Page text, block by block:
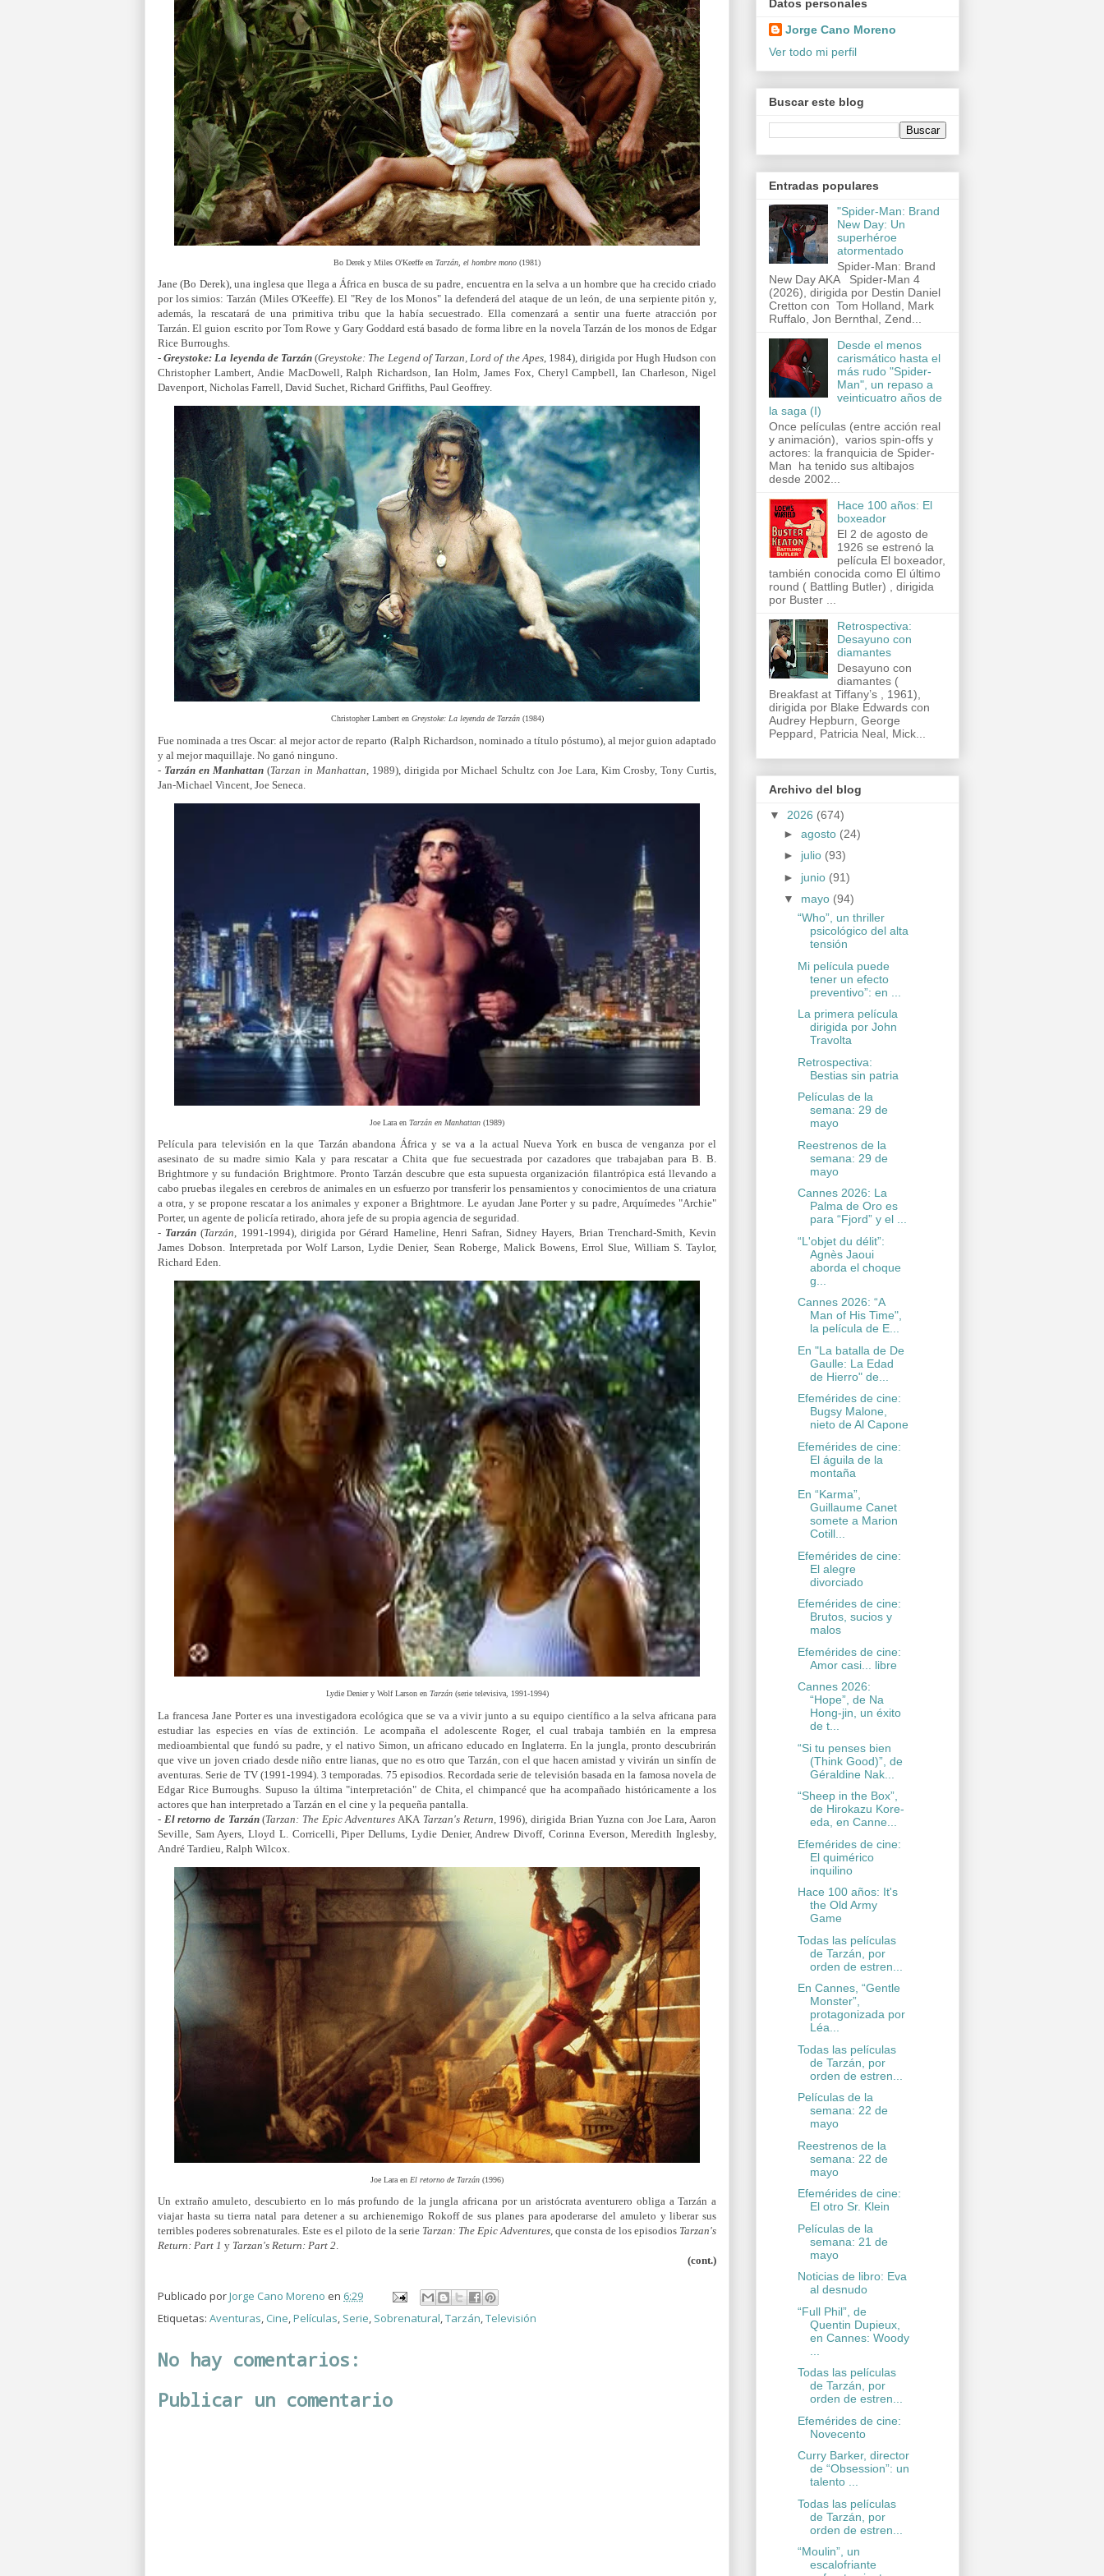
Bo Derek y Miles O'Keeffe en Tarzán, el hombre mono (1981)
Jane (Bo Derek), una inglesa que llega a África en busca de su padre, encuentra en la selva a un hombre que ha crecido criado
por los simios: Tarzán (Miles O'Keeffe). El "Rey de los Monos" la defenderá del ataque de un león, de una serpiente pitón y,
además, la rescatará de una primitiva tribu que la había secuestrado. Ella comenzará a sentir una fuerte atracción por
Tarzán. El guion escrito por Tom Rowe y Gary Goddard está basado de forma libre en la novela Tarzán de los monos de Edgar
Rice Burroughs.
-Greystoke: La leyenda de Tarzán (Greystoke: The Legend of Tarzan, Lord of the Apes, 1984), dirigida por Hugh Hudson con
Christopher Lambert, Andie MacDowell, Ralph Richardson, Ian Holm, James Fox, Cheryl Campbell, Ian Charleson, Nigel
Davenport, Nicholas Farrell, David Suchet, Richard Griffiths, Paul Geoffrey.
Christopher Lambert en Greystoke: La leyenda de Tarzán (1984)
Fue nominada a tres Oscar: al mejor actor de reparto (Ralph Richardson, nominado a título póstumo), al mejor guion adaptado
y al mejor maquillaje. No ganó ninguno.
- Tarzán en Manhattan (Tarzan in Manhattan , 1989), dirigida por Michael Schultz con Joe Lara, Kim Crosby, Tony Curtis,
Jan-Michael Vincent, Joe Seneca.
Joe Lara en Tarzán en Manhattan (1989)
Película para televisión en la que Tarzán abandona África y se va a la actual Nueva York en busca de venganza por el
asesinato de su madre simio Kala y para rescatar a Chita que fue secuestrada por cazadores que trabajaban para B. B.
Brightmore y su fundación Brightmore. Pronto Tarzán descubre que esta supuesta organización filantrópica está llevando a
cabo pruebas ilegales en cerebros de animales en un esfuerzo por transferir los pensamientos y conocimientos de una criatura
a otra, y se propone rescatar a los animales y exponer a Brightmore. Le ayudan Jane Porter y su padre, Arquímedes "Archie"
Porter, un agente de policía retirado, ahora jefe de su propia agencia de seguridad.
- Tarzán (Tarzán, 1991-1994), dirigida por Gérard Hameline, Henri Safran, Sidney Hayers, Brian Trenchard-Smith, Kevin
James Dobson. Interpretada por Wolf Larson, Lydie Denier, Sean Roberge, Malick Bowens, Errol Slue, William S. Taylor,
Richard Eden.
Lydie Denier y Wolf Larson en Tarzán(serie televisiva, 1991-1994)
La francesa Jane Porter es una investigadora ecológica que se va a vivir junto a su equipo científico a la selva africana para
estudiar las especies en vías de extinción. Le acompaña el adolescente Roger, el cual trabaja también en la empresa
medioambiental que fundó su padre, y el nativo Simon, un africano educado en Inglaterra. En la jungla, pronto descubrirán
que vive un joven criado desde niño entre lianas, que no es otro que Tarzán, con el que hacen amistad y vivirán un sinfín de
aventuras. Serie de TV (1991-1994). 3 temporadas. 75 episodios. Recordada serie de televisión basada en la famosa novela de
Edgar Rice Burroughs. Supuso la última "interpretación" de Chita, el chimpancé que ha acompañado históricamente a los
actores que han interpretado a Tarzán en el cine y la pequeña pantalla.
- El retorno de Tarzán(Tarzan: The Epic Adventures AKA Tarzan's Return , 1996), dirigida Brian Yuzna con Joe Lara, Aaron
Seville, Sam Ayers, Lloyd L. Corricelli, Piper Dellums, Lydie Denier, Andrew Divoff, Corinna Everson, Meredith Inglesby,
André Tardieu, Ralph Wilcox.
Joe Lara en El retorno de Tarzán (1996)
Un extraño amuleto, descubierto en lo más profundo de la jungla africana por un aristócrata aventurero obliga a Tarzán a
viajar hasta su tierra natal para detener a su archienemigo Rokoff de sus planes para apoderarse del amuleto y liberar sus
terribles poderes sobrenaturales. Este es el piloto de la serie Tarzan: The Epic Adventures, que consta de los episodios Tarzan's
Return: Part 1 y Tarzan's Return: Part 2.
(cont.)
Publicado porJorge Cano Moreno en 6:29
Etiquetas: Aventuras, Cine,Películas, Serie, Sobrenatural,Tarzán,Televisión
No hay comentarios:
Publicar un comentario
Datos personales
Jorge Cano Moreno
Ver todo mi perfil
Buscar este blog
Entradas populares
"Spider-Man: Brand
New Day: Un
superhéroe
atormentado
Spider-Man: Brand
New Day AKA Spider-Man 4
(2026), dirigida por Destin Daniel
Cretton con Tom Holland, Mark
Ruffalo, Jon Bernthal, Zend...
Desde el menos
carismático hasta el
más rudo "Spider-
Man", un repaso a
veinticuatro años de
la saga (I)
Once películas (entre acción real
y animación), varios spin-offs y
actores: la franquicia de Spider-
Man ha tenido sus altibajos
desde 2002...
Hace 100 años: El
boxeador
El 2 de agosto de
1926 se estrenó la
película El boxeador,
también conocida como El último
round ( Battling Butler) , dirigida
por Buster ...
Retrospectiva:
Desayuno con
diamantes
Desayuno con
diamantes (
Breakfast at Tiffany’s , 1961),
dirigida por Blake Edwards con
Audrey Hepburn, George
Peppard, Patricia Neal, Mick...
Archivo del blog
▼ 2026 (674)
► agosto (24)
► julio (93)
► junio (91)
▼ mayo (94)
“Who”, un thriller
psicológico del alta
tensión
Mi película puede
tener un efecto
preventivo”: en ...
La primera película
dirigida por John
Travolta
Retrospectiva:
Bestias sin patria
Películas de la
semana: 29 de
mayo
Reestrenos de la
semana: 29 de
mayo
Cannes 2026: La
Palma de Oro es
para “Fjord” y el ...
“L'objet du délit”:
Agnès Jaoui
aborda el choque
g...
Cannes 2026: “A
Man of His Time",
la película de E...
En "La batalla de De
Gaulle: La Edad
de Hierro" de...
Efemérides de cine:
Bugsy Malone,
nieto de Al Capone
Efemérides de cine:
El águila de la
montaña
En “Karma”,
Guillaume Canet
somete a Marion
Cotill...
Efemérides de cine:
El alegre
divorciado
Efemérides de cine:
Brutos, sucios y
malos
Efemérides de cine:
Amor casi... libre
Cannes 2026:
“Hope”, de Na
Hong-jin, un éxito
de t...
“Si tu penses bien
(Think Good)”, de
Géraldine Nak...
“Sheep in the Box”,
de Hirokazu Kore-
eda, en Canne...
Efemérides de cine:
El quimérico
inquilino
Hace 100 años: It's
the Old Army
Game
Todas las películas
de Tarzán, por
orden de estren...
En Cannes, “Gentle
Monster”,
protagonizada por
Léa...
Todas las películas
de Tarzán, por
orden de estren...
Películas de la
semana: 22 de
mayo
Reestrenos de la
semana: 22 de
mayo
Efemérides de cine:
El otro Sr. Klein
Películas de la
semana: 21 de
mayo
Noticias de libro: Eva
al desnudo
“Full Phil”, de
Quentin Dupieux,
en Cannes: Woody
Todas las películas
de Tarzán, por
orden de estren...
Efemérides de cine:
Novecento
Curry Barker, director
de “Obsession”: un
talento ...
Todas las películas
de Tarzán, por
orden de estren...
“Moulin”, un
escalofriante